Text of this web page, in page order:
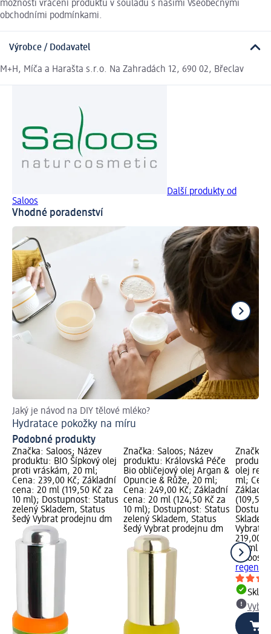
možnosti vrácení produktu v souladu s našimi Všeobecnými
obchodními podmínkami.
Výrobce / Dodavatel
M+H, Míča a Harašta s.r.o. Na Zahradách 12, 690 02, Břeclav
Další produkty od
Saloos
Vhodné poradenství
Jaký je návod na DIY tělové mléko?
Hydratace pokožky na míru
Podobné produkty
Značka: Saloos; Název
produktu: BIO Šípkový olej
proti vráskám, 20 ml;
Cena: 239,00 Kč; Základní
cena: 20 ml (119,50 Kč za
10 ml); Dostupnost: Status
zelený Skladem, Status
šedý Vybrat prodejnu dm
Značka: Saloos; Název
produktu: Královská Péče
Bio obličejový olej Argan &
Opuncie & Růže, 20 ml;
Cena: 249,00 Kč; Základní
cena: 20 ml (124,50 Kč za
10 ml); Dostupnost: Status
zelený Skladem, Status
šedý Vybrat prodejnu dm
Značka:
olej
ml;
(109,50
Vybrat
219,00
20 ml
Saloos